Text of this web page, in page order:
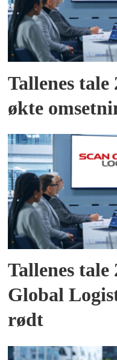
Tallenes
økte
Tallenes tale
Global
rødt